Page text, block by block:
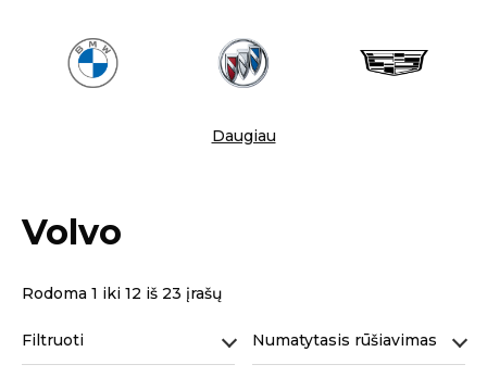
Daugiau
Volvo
Rodoma 1 iki 12 iš 23 įrašų
Filtruoti Numatytasis rūšiavimas